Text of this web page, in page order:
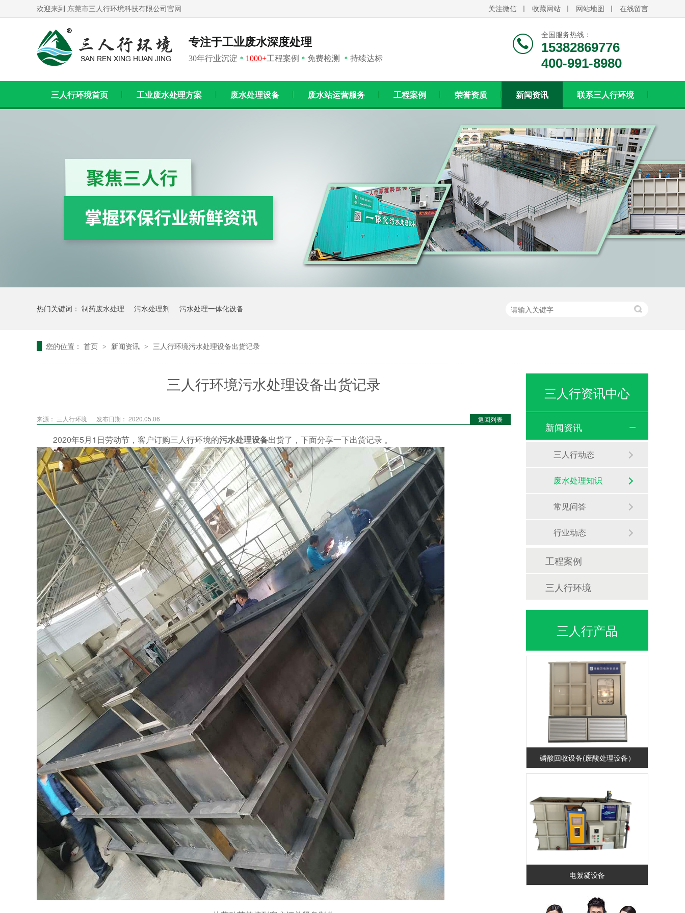
关注微信 收藏网站 网站地图 在线留言
欢迎来到 东莞市三人行环境科技有限公司官网
专注于工业废水深度处理
30年行业沉淀 * 1000+工程案例 * 免费检测 * 持续达标
全国服务热线：
15382869776
400-991-8980
三人行环境首页 工业废水处理方案 废水处理设备 废水站运营服务 工程案例 荣誉资质 新闻资讯 联系三人行环境
热门关键词： 制药废水处理 污水处理剂 污水处理一体化设备
您的位置： 首页 > 新闻资讯 > 三人行环境污水处理设备出货记录
三人行环境污水处理设备出货记录
返回列表
来源： 三人行环境 发布日期： 2020.05.06
2020年5月1日劳动节，客户订购三人行环境的污水处理设备出货了，下面分享一下出货记录 。
三人行资讯中心
新闻资讯
三人行动态
废水处理知识
常见问答
行业动态
工程案例
三人行环境
三人行产品
磷酸回收设备(废酸处理设备）
电絮凝设备